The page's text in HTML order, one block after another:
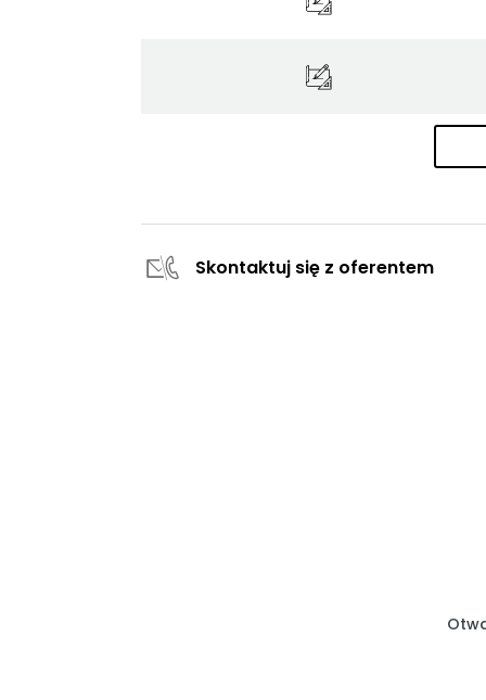
Skontaktuj się z oferentem